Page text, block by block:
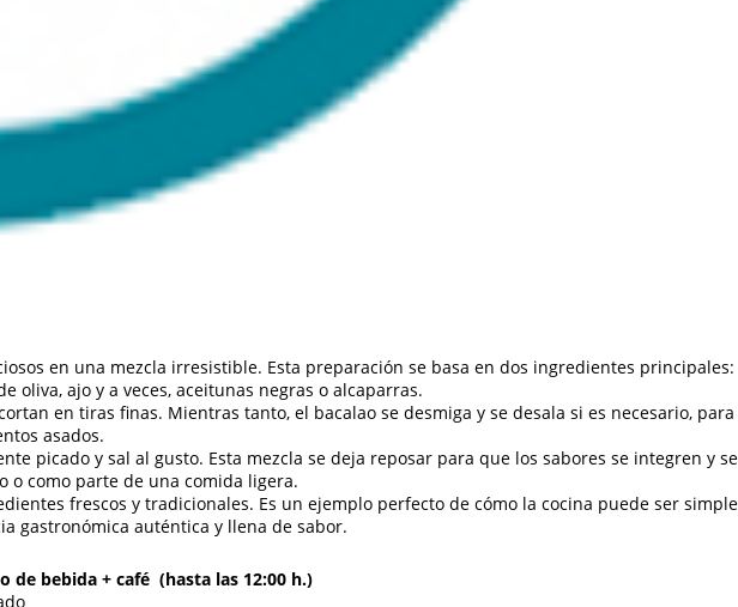
en una mezcla irresistible. Esta preparación se basa en dos ingredientes principales:
oliva, ajo y a veces, aceitunas negras o alcaparras.
en tiras finas. Mientras tanto, el bacalao se desmiga y se desala si es necesario, para
asados.
picado y sal al gusto. Esta mezcla se deja reposar para que los sabores se integren y se
o como parte de una comida ligera.
frescos y tradicionales. Es un ejemplo perfecto de cómo la cocina puede ser simple
gastronómica auténtica y llena de sabor.
de bebida + café (hasta las 12:00 h.)